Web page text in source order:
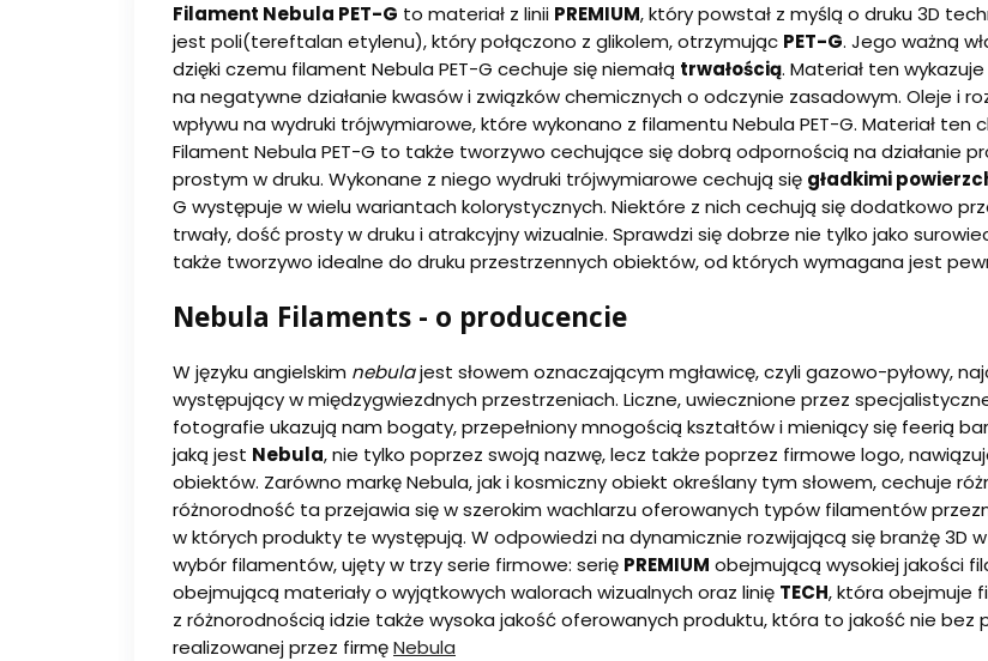
Filament Nebula PET-G to materiał z linii PREMIUM, który powstał z myślą o druku 3D
jest poli(tereftalan etylenu), który połączono z glikolem, otrzymując PET-G. Jego ważną
dzięki czemu filament Nebula PET-G cechuje się niemałą trwałością. Materiał ten wykazuje
na negatywne działanie kwasów i związków chemicznych o odczynie zasadowym. Oleje i
wpływu na wydruki trójwymiarowe, które wykonano z filamentu Nebula PET-G. Materiał
Filament Nebula PET-G to także tworzywo cechujące się dobrą odpornością na działanie
prostym w druku. Wykonane z niego wydruki trójwymiarowe cechują się gładkimi
G występuje w wielu wariantach kolorystycznych. Niektóre z nich cechują się dodatkowo
trwały, dość prosty w druku i atrakcyjny wizualnie. Sprawdzi się dobrze nie tylko jako
także tworzywo idealne do druku przestrzennych obiektów, od których wymagana jest
Nebula Filaments - o producencie
W języku angielskim nebulajest słowem oznaczającym mgławicę, czyli gazowo-pyłowy,
występujący w międzygwiezdnych przestrzeniach. Liczne, uwiecznione przez
fotografie ukazują nam bogaty, przepełniony mnogością kształtów i mieniący się feerią
jaką jest Nebula, nie tylko poprzez swoją nazwę, lecz także poprzez firmowe logo,
obiektów. Zarówno markę Nebula, jak i kosmiczny obiekt określany tym słowem, cechuje
różnorodność ta przejawia się w szerokim wachlarzu oferowanych typów filamentów
w których produkty te występują. W odpowiedzi na dynamicznie rozwijającą się branżę 3D
wybór filamentów, ujęty w trzy serie firmowe: serię PREMIUM obejmującą wysokiej jakości
obejmującą materiały o wyjątkowych walorach wizualnych oraz linię TECH, która obejmuje
z różnorodnością idzie także wysoka jakość oferowanych produktu, która to jakość nie bez
realizowanej przez firmęNebula